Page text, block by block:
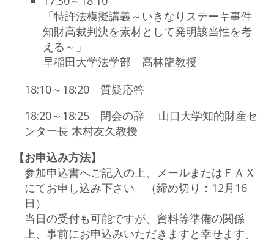
「特許法模擬講義～いきなりステーキ事件
知財高裁判決を素材として発明該当性を考
える～」
早稲田大学法学部 高林龍教授
18:10～18:20 質疑応答
18:20～18:25 閉会の辞 山口大学知的財産セ
ンター長 木村友久教授
【お申込み方法】
参加申込書へご記入の上、メールまたはＦＡＸ
にてお申し込み下さい。（締め切り：12月16
日）
当日の受付も可能ですが、資料等準備の関係
上、事前にお申込みいただきますと幸せます。